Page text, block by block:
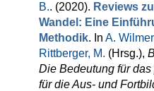
B.. (2020). Reviews
Wandel: Eine
Methodik. In A.
Rittberger, M. (Hrsg.),
Die Bedeutung für
für die Aus- und